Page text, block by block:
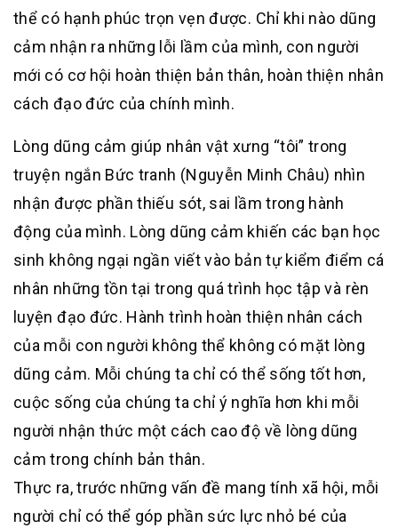
thể có hạnh phúc trọn vẹn được. Chỉ khi nào dũng
cảm nhận ra những lỗi lầm của mình, con người
mới có cơ hội hoàn thiện bản thân, hoàn thiện nhân
cách đạo đức của chính mình.
Lòng dũng cảm giúp nhân vật xưng “tôi” trong
truyện ngắn Bức tranh (Nguyễn Minh Châu) nhìn
nhận được phần thiếu sót, sai lầm trong hành
động của mình. Lòng dũng cảm khiến các bạn học
sinh không ngại ngần viết vào bản tự kiểm điểm cá
nhân những tồn tại trong quá trình học tập và rèn
luyện đạo đức. Hành trình hoàn thiện nhân cách
của mỗi con người không thể không có mặt lòng
dũng cảm. Mỗi chúng ta chỉ có thể sống tốt hơn,
cuộc sống của chúng ta chỉ ý nghĩa hơn khi mỗi
người nhận thức một cách cao độ về lòng dũng
cảm trong chính bản thân.
Thực ra, trước những vấn đề mang tính xã hội, mỗi
người chỉ có thể góp phần sức lực nhỏ bé của